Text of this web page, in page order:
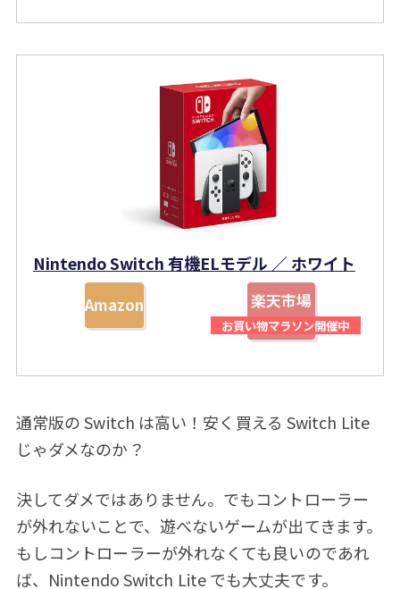
Nintendo Switch 有機ELモデル ／ ホワイト
Amazon 楽天市場
通常版の Switch は高い！安く買える Switch Lite
じゃダメなのか？
決してダメではありません。でもコントローラー
が外れないことで、遊べないゲームが出てきます。
もしコントローラーが外れなくても良いのであれ
ば、Nintendo Switch Lite でも大丈夫です。